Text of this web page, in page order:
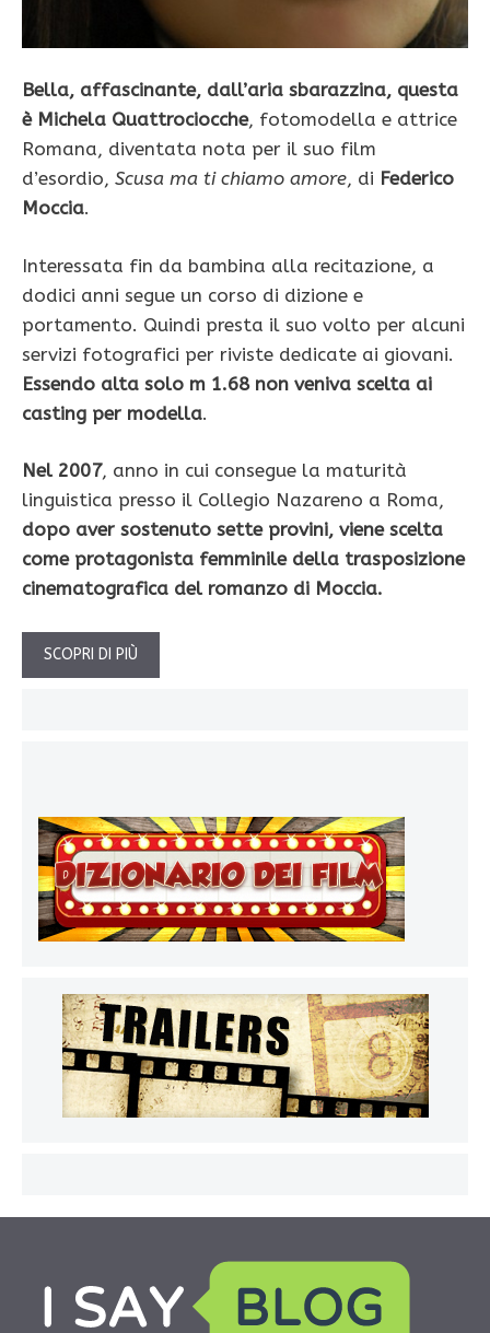
Bella, affascinante, dall’aria sbarazzina, questa
è Michela Quattrociocche, fotomodella e attrice
Romana, diventata nota per il suo film
d’esordio, Scusa ma ti chiamo amore, di Federico
Moccia.
Interessata fin da bambina alla recitazione, a
dodici anni segue un corso di dizione e
portamento. Quindi presta il suo volto per alcuni
servizi fotografici per riviste dedicate ai giovani.
Essendo alta solo m 1.68 non veniva scelta ai
casting per modella.
Nel 2007, anno in cui consegue la maturità
linguistica presso il Collegio Nazareno a Roma,
dopo aver sostenuto sette provini, viene scelta
come protagonista femminile della trasposizione
cinematografica del romanzo di Moccia.
SCOPRI DI PIÙ